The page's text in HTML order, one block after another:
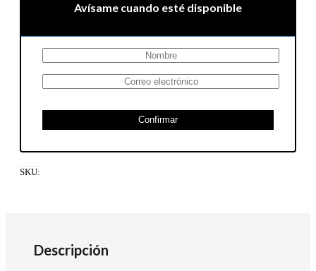
Avísame cuando esté disponible
Confirmar
SKU:
Descripción